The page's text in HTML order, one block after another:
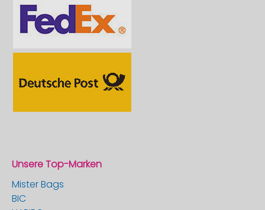
Unsere Top-Marken
Mister Bags
BIC